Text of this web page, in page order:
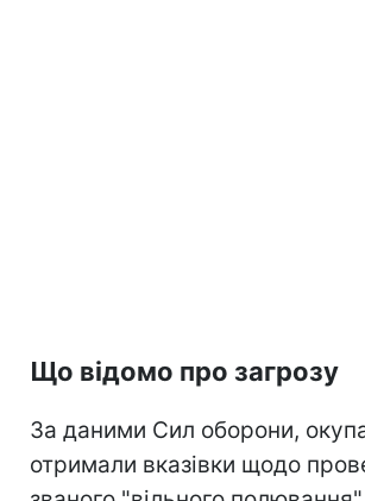
Що відомо про загрозу
За даними Сил оборони,
отримали вказівки щодо